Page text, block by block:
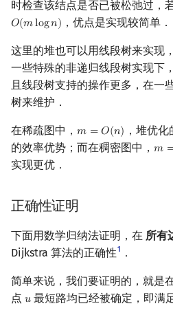
时检查该结点是否已被松弛过，
𝑂(𝑚log𝑛)
O(mlogn) ，优点是实现较简单．
这里的堆也可以用线段树来实现
一些特殊的非递归线段树实现下
且线段树支持的操作更多，在一
树来维护．
在稀疏图中， 𝑚 = 𝑂(𝑛)
m =O (n)
，堆优
的效率优势；而在稠密图中， 𝑚
m =
实现更优．
正确性证明
下面用数学归纳法证明，在 所有
Dijkstra 算法的正确性1 ．
简单来说，我们要证明的，就是
点 𝑢
u 最短路均已经被确定，即满